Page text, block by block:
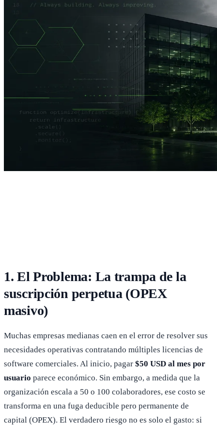
1. El Problema: La trampa de la
suscripción perpetua (OPEX
masivo)
Muchas empresas medianas caen en el error de resolver sus
necesidades operativas contratando múltiples licencias de
software comerciales. Al inicio, pagar $50 USD al mes por
usuario parece económico. Sin embargo, a medida que la
organización escala a 50 o 100 colaboradores, ese costo se
transforma en una fuga deducible pero permanente de
capital (OPEX). El verdadero riesgo no es solo el gasto: si